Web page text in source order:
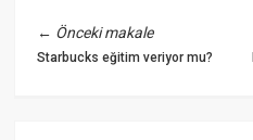
← Önceki makale
Starbucks eğitim veriyor mu?